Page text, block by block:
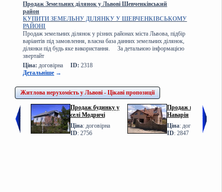
Продаж Земельних ділянок у Львові Шевченківський
район
КУПИТИ ЗЕМЕЛЬНУ ДІЛЯНКУ У ШЕВЧЕНКІВСЬКОМУ
РАЙОНІ
Продаж земельних ділянок у різних районах міста Львова, підбір
варіантів під замовлення, власна база данних земельних ділянок,
ділянки під будь яке використання. За детальною інформацією
звертайт
Ціна: договірна ID: 2318
Детальніше →
Житлова нерухомість у Львові - Цікаві пропозиції
Продаж будинку у
селі Модричі
Ціна: договірна
ID: 2756
Продаж котеджу у с.
Наварія
Ціна: договірна
ID: 2847